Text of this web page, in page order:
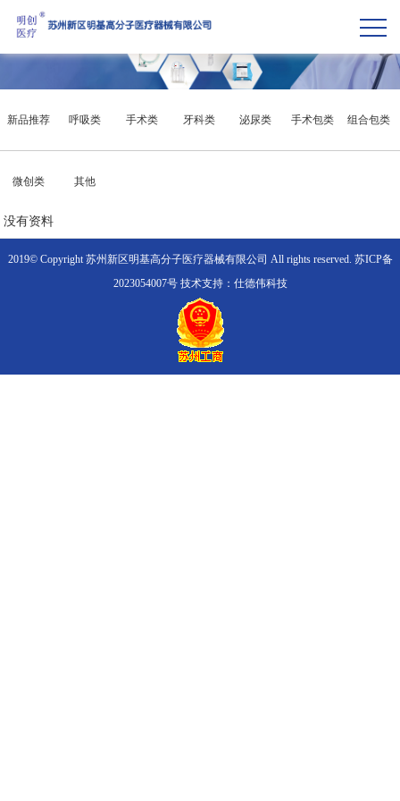
新品推荐 呼吸类 手术类 牙科类 泌尿类 手术包类 组合包类
微创类 其他
没有资料
2019© Copyright 苏州新区明基高分子医疗器械有限公司 All rights reserved. 苏ICP备
2023054007号 技术支持：仕德伟科技